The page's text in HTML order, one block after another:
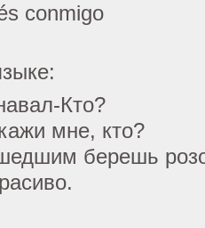
conmigo
Кто?
мне, кто?
берешь